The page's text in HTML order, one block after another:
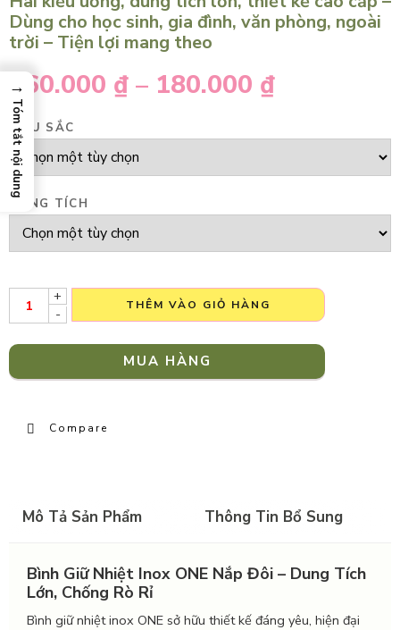
Dùng cho học sinh, gia đình, văn phòng, ngoài
trời – Tiện lợi mang theo
160.000 ₫ – 180.000 ₫
MÀU SẮC
DUNG TÍCH
+
-
THÊM VÀO GIỎ HÀNG
MUA HÀNG
Compare
Mô Tả Sản Phẩm Thông Tin Bổ Sung
Bình Giữ Nhiệt Inox ONE Nắp Đôi – Dung Tích
Lớn, Chống Rò Rỉ
Bình giữ nhiệt inox ONE sở hữu thiết kế đáng yêu, hiện đại
→
Tóm tắt nội dung